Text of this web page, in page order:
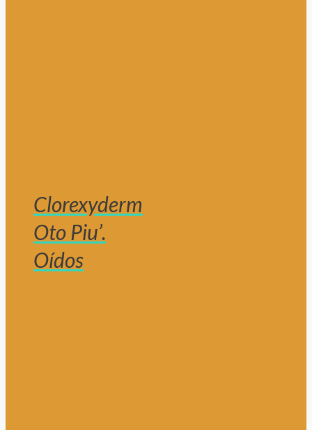
Clorexyderm
Oto Piu’.
Oídos